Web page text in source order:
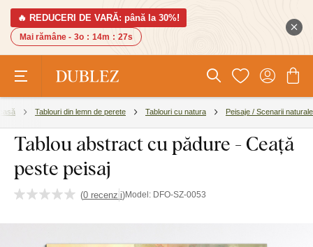
🔥 REDUCERI DE VARĂ: până la 30%!
Mai rămâne - 3o : 14m : 26s
Tablouri din lemn de perete Tablouri cu natura Peisaje / Scenarii naturale
Tablou abstract cu pădure - Ceață
peste peisaj
(0 recenzii)Model: DFO-SZ-0053